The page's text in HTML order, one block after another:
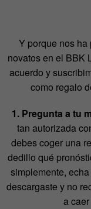
Y porque nos
novatos en el BBK
acuerdo y
como regalo
1. Pregunta a tu
tan autorizada
debes coger una
dedillo qué
simplemente,
descargaste y no
a